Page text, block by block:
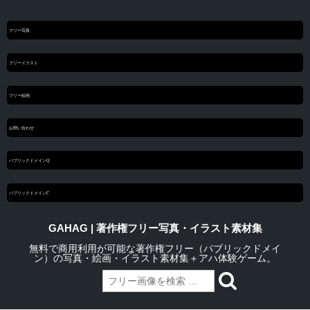
フリー写真
フリーイラスト
フリー絵画
お問い合わせ
パブリックドメインQ
パブリックドメインC
GAHAG | 著作権フリー写真・イラスト素材集
無料で商用利用が可能な著作権フリー（パブリックドメイ
ン）の写真・絵画・イラスト素材集＋アハ体験ゲーム。